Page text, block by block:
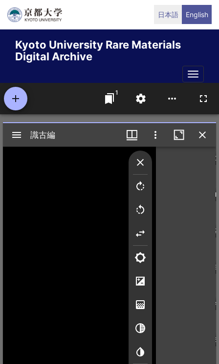
Skip
content
日本語 English
Kyoto University Rare Materials
Digital Archive
Toggle